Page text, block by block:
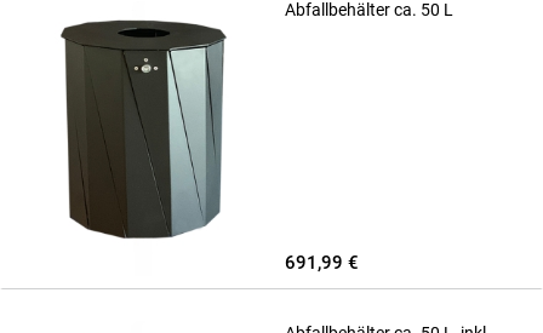
Abfallbehälter ca. 50 L
691,99 €